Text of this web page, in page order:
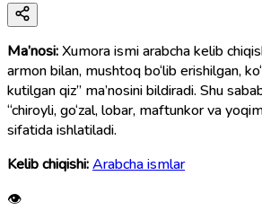
Ma’nosi:Xumora ismi arabcha kelib
armon bilan, mushtoq bo‘lib erishilgan,
kutilgan qiz” ma’nosini bildiradi. Shu
“chiroyli, go‘zal, lobar, maftunkor va
sifatida ishlatiladi.
Kelib chiqishi:Arabcha ismlar
👁